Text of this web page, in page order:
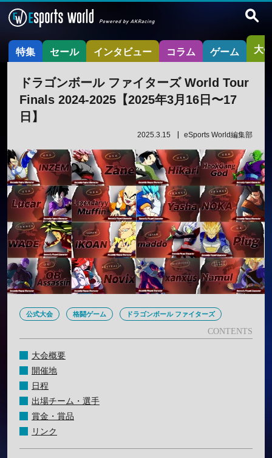
特集 セール インタビュー コラム ゲーム 大
ドラゴンボール ファイターズ World Tour
Finals 2024-2025【2025年3月16日〜17
日】
2025.3.15 eSports World編集部
公式大会 格闘ゲーム ドラゴンボール ファイターズ
大会概要
開催地
日程
出場チーム・選手
賞金・賞品
リンク